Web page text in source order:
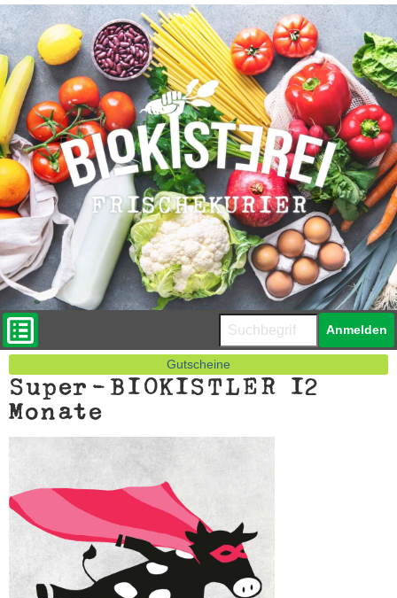
Du kannst
Anmelden
Menü
Gutscheine
Super-BIOKISTLER 12
Monate